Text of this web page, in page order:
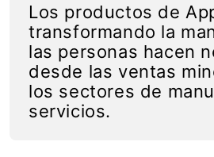
Los productos de
transformando la
las personas hacen
desde las ventas
los sectores de
servicios.